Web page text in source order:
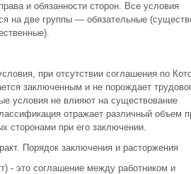
и обязанности сторон. Все условия
на две группы — обязательные
при отсутствии соглашения по
заключенным и не порождает
условия не влияют на существование
отражает различный объем
сторонами при его заключении.
Порядок заключения и расторжения
- это соглашение между работником и